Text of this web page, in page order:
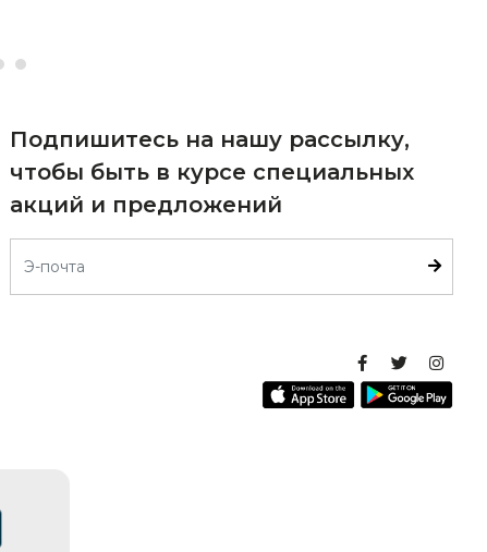
Подпишитесь на нашу рассылку,
чтобы быть в курсе специальных
акций и предложений